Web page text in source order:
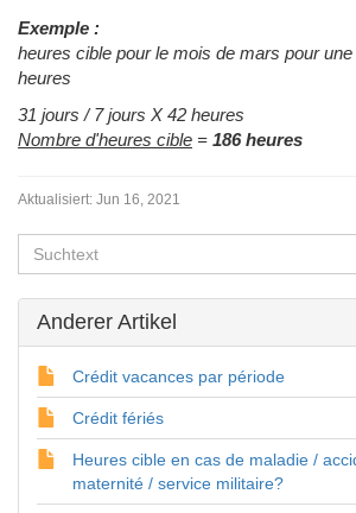
Exemple :
heures cible pour le mois de mars pour
heures
31 jours / 7 jours X 42 heures
Nombre d'heures cible = 186 heures
Aktualisiert: Jun 16, 2021
Anderer Artikel
Crédit vacances par période
Crédit fériés
Heures cible en cas de maladie /
maternité / service militaire?